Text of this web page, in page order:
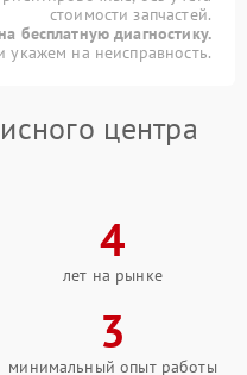
стоимости запчастей.
бесплатную диагностику.
на неисправность.
центра
4
лет на рынке
3
минимальный опыт работы